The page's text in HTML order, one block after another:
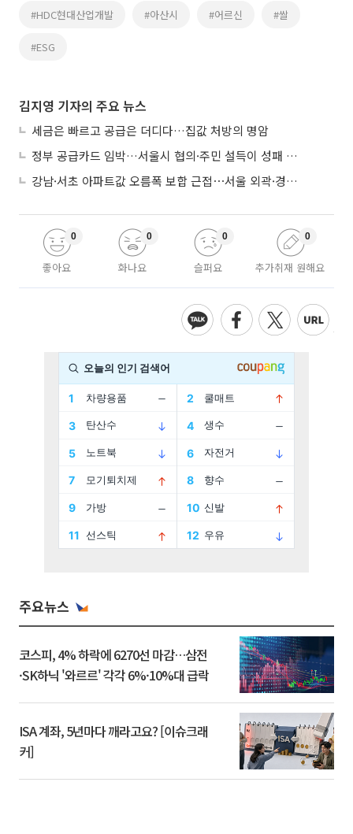
#HDC현대산업개발 #아산시 #어르신 #쌀
#ESG
김지영 기자의 주요 뉴스
세금은 빠르고 공급은 더디다…집값 처방의 명암
정부 공급카드 임박…서울시 협의·주민 설득이 성패 가른다
강남·서초 아파트값 오름폭 보합 근접⋯서울 외곽·경기 남부 중심 매수세
좋아요
0
화나요
0
슬퍼요
0
추가취재 원해요
0
주요뉴스
코스피, 4% 하락에 6270선 마감…삼전
·SK하닉 '와르르' 각각 6%·10%대 급락
ISA 계좌, 5년마다 깨라고요? [이슈크래
커]